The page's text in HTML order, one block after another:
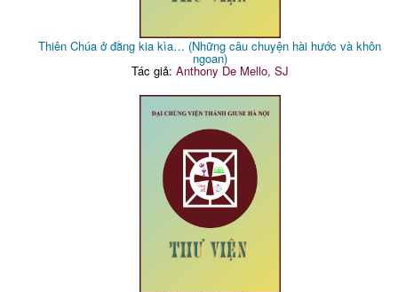
Thiên Chúa ở đằng kia kìa… (Những câu chuyện hài hước và khôn
ngoan)
Tác giả: Anthony De Mello, SJ